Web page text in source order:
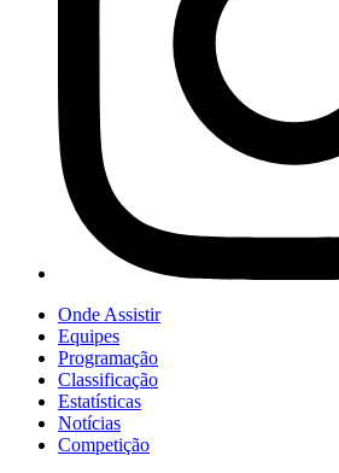
Onde Assistir
Equipes
Programação
Classificação
Estatísticas
Notícias
Competição